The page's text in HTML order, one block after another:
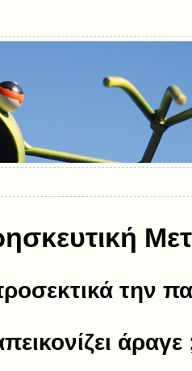
την
άραγε